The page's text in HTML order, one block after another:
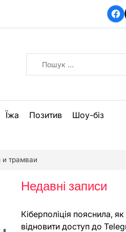
Їжа Позитив Шоу-біз
трамваи
Недавні записи
Кіберполіція пояснила, як
відновити доступ до